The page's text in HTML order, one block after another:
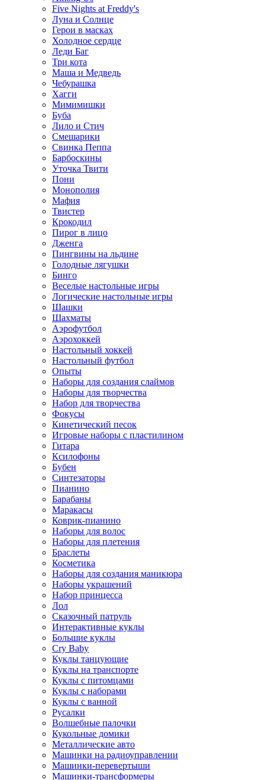
Five Nights at Freddy's
Луна и Солнце
Герои в масках
Холодное сердце
Леди Баг
Три кота
Маша и Медведь
Чебурашка
Хагги
Мимимишки
Буба
Лило и Стич
Смешарики
Свинка Пеппа
Барбоскины
Уточка Твити
Пони
Монополия
Мафия
Твистер
Крокодил
Пирог в лицо
Дженга
Пингвины на льдине
Голодные лягушки
Бинго
Веселые настольные игры
Логические настольные игры
Шашки
Шахматы
Аэрофутбол
Аэрохоккей
Настольный хоккей
Настольный футбол
Опыты
Наборы для создания слаймов
Наборы для творчества
Набор для творчества
Фокусы
Кинетический песок
Игровые наборы с пластилином
Гитара
Ксилофоны
Бубен
Синтезаторы
Пианино
Барабаны
Маракасы
Коврик-пианино
Наборы для волос
Наборы для плетения
Браслеты
Косметика
Наборы для создания маникюра
Наборы украшений
Набор принцесса
Лол
Сказочный патруль
Интерактивные куклы
Большие куклы
Cry Baby
Куклы танцующие
Куклы на транспорте
Куклы с питомцами
Куклы с наборами
Куклы с ванной
Русалки
Волшебные палочки
Кукольные домики
Металлические авто
Машинки на радиоуправлении
Машинки-перевертыши
Машинки-трансформеры